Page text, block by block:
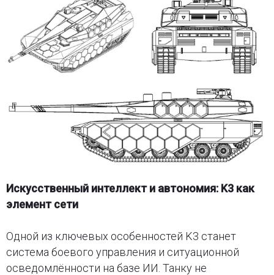
Искусственный интеллект и автономия: K3 как
элемент сети
Одной из ключевых особенностей K3 станет
система боевого управления и ситуационной
осведомлённости на базе ИИ. Танку не